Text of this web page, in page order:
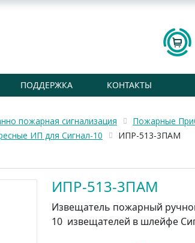
ПОДДЕРЖКА КОНТАКТЫ
пожарная сигнализация
Пожарные
ИП для Сигнал-10 ИПР-513-3ПАМ
ИПР-513-3ПАМ
Извещатель пожарный
10 извещателей в шлейфе